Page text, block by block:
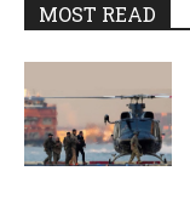
MOST READ